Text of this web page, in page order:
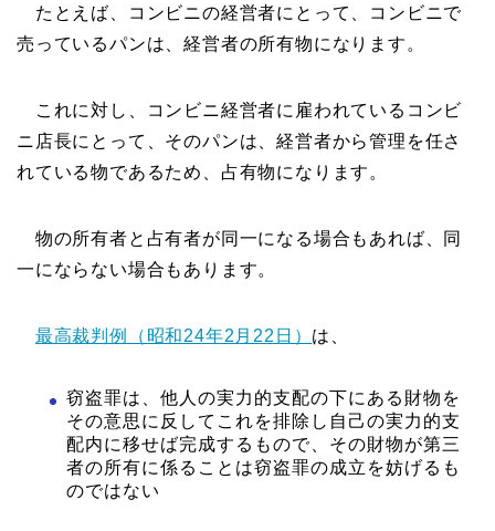
たとえば、コンビニの経営者にとって、コンビニで
売っているパンは、経営者の所有物になります。
これに対し、コンビニ経営者に雇われているコンビ
ニ店長にとって、そのパンは、経営者から管理を任さ
れている物であるため、占有物になります。
物の所有者と占有者が同一になる場合もあれば、同
一にならない場合もあります。
最高裁判例（昭和24年2月22日） は、
窃盗罪は、他人の実力的支配の下にある財物を
その意思に反してこれを排除し自己の実力的支
配内に移せば完成するもので、その財物が第三
者の所有に係ることは窃盗罪の成立を妨げるも
のではない